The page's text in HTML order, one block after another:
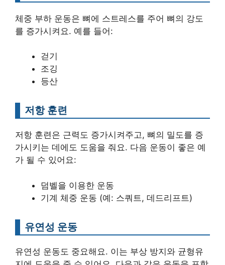
체중 부하 운동은 뼈에 스트레스를 주어 뼈의 강도
를 증가시켜요. 예를 들어:
걷기
조깅
등산
저항 훈련
저항 훈련은 근력도 증가시켜주고, 뼈의 밀도를 증
가시키는 데에도 도움을 줘요. 다음 운동이 좋은 예
가 될 수 있어요:
덤벨을 이용한 운동
기계 체중 운동 (예: 스쿼트, 데드리프트)
유연성 운동
유연성 운동도 중요해요. 이는 부상 방지와 균형유